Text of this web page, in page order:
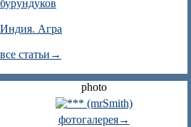
бурундуков
Индия. Агра
все статьи→
photo
фотогалерея→